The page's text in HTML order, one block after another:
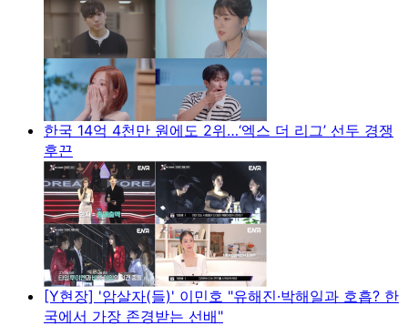
한국 14억 4천만 원에도 2위…‘엑스 더 리그’ 선두 경쟁
후끈
[Y현장] '암살자(들)' 이민호 "유해진·박해일과 호흡? 한
국에서 가장 존경받는 선배"